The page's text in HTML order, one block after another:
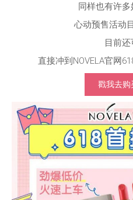
同样也有许
心动预售活动
目前
直接冲到NOVELA官网
戳我去购